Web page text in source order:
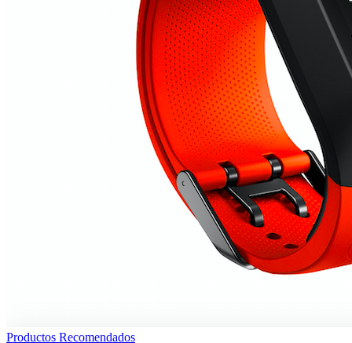
Productos Recomendados